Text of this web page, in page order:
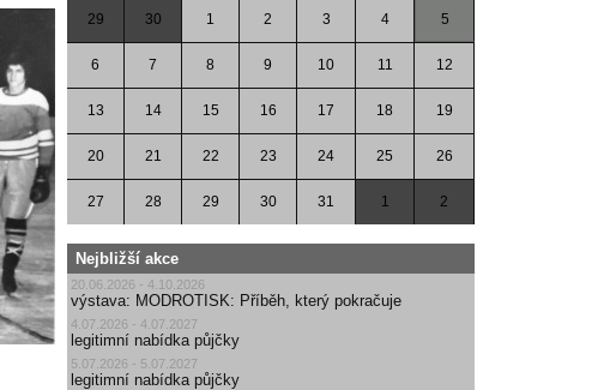
29 30 1 2 3 4 5
6 7 8 9 10 11 12
13 14 15 16 17 18 19
20 21 22 23 24 25 26
27 28 29 30 31 1 2
Nejbližší akce
20.06.2026 - 4.10.2026
výstava: MODROTISK: Příběh, který pokračuje
4.07.2026 - 4.07.2027
legitimní nabídka půjčky
5.07.2026 - 5.07.2027
legitimní nabídka půjčky